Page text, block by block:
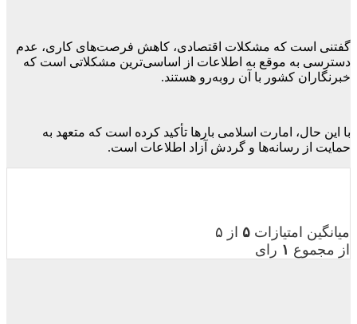
گفتنی است که مشکلات اقتصادی، کاهش فرصت‌های کاری، عدم
دسترسی به موقع به اطلاعات از اساسی‌ترین مشکلاتی است که
خبرنگاران کشور با آن روبه‌رو هستند.
با این حال، امارت اسلامی بارها تأکید کرده است که متعهد به
حمایت از رسانه‌ها و گردش آزاد اطلاعات است.
میانگین امتیازات ۵ از ۵
از مجموع ۱ رای